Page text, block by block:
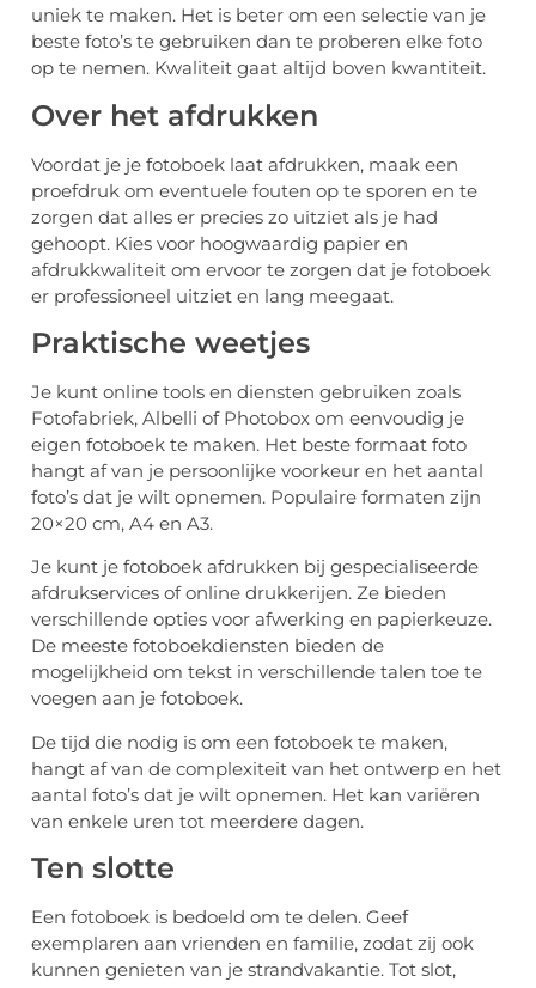
uniek te maken. Het is beter om een selectie van je
beste foto’s te gebruiken dan te proberen elke foto
op te nemen. Kwaliteit gaat altijd boven kwantiteit.
Over het afdrukken
Voordat je je fotoboek laat afdrukken, maak een
proefdruk om eventuele fouten op te sporen en te
zorgen dat alles er precies zo uitziet als je had
gehoopt. Kies voor hoogwaardig papier en
afdrukkwaliteit om ervoor te zorgen dat je fotoboek
er professioneel uitziet en lang meegaat.
Praktische weetjes
Je kunt online tools en diensten gebruiken zoals
Fotofabriek, Albelli of Photobox om eenvoudig je
eigen fotoboek te maken. Het beste formaat foto
hangt af van je persoonlijke voorkeur en het aantal
foto’s dat je wilt opnemen. Populaire formaten zijn
20×20 cm, A4 en A3.
Je kunt je fotoboek afdrukken bij gespecialiseerde
afdrukservices of online drukkerijen. Ze bieden
verschillende opties voor afwerking en papierkeuze.
De meeste fotoboekdiensten bieden de
mogelijkheid om tekst in verschillende talen toe te
voegen aan je fotoboek.
De tijd die nodig is om een fotoboek te maken,
hangt af van de complexiteit van het ontwerp en het
aantal foto’s dat je wilt opnemen. Het kan variëren
van enkele uren tot meerdere dagen.
Ten slotte
Een fotoboek is bedoeld om te delen. Geef
exemplaren aan vrienden en familie, zodat zij ook
kunnen genieten van je strandvakantie. Tot slot,